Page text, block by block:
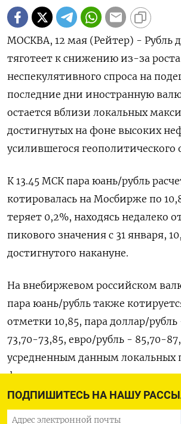
ПОДПИШИТЕСЬ НА НАШУ
МОСКВА, 12 мая (Рейтер) - Рубль
тяготеет к снижению из-за роста
неспекулятивного спроса на
последние дни иностранную
остается вблизи локальных
достигнутых на фоне высоких
усилившегося
К 13.45 МСК пара юань/рубль
котировалась на Мосбирже по
теряет 0,2%, находясь недалеко
пикового значения с 31 января,
достигнутого накануне.
На внебиржевом российском
пара юань/рубль также
отметки 10,85, пара доллар/
73,70-73,85, евро/рубль - 85,70-
усредненным данным локальных
финансовых услуг.
На форексе пара доллар/рубль к